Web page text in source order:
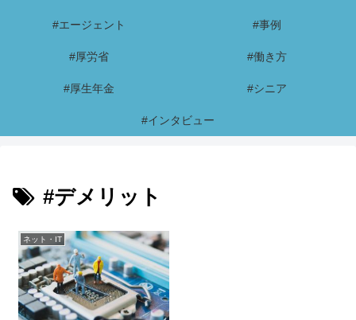
#エージェント #事例
#厚労省 #働き方
#厚生年金 #シニア
#インタビュー
#デメリット
ネット・IT